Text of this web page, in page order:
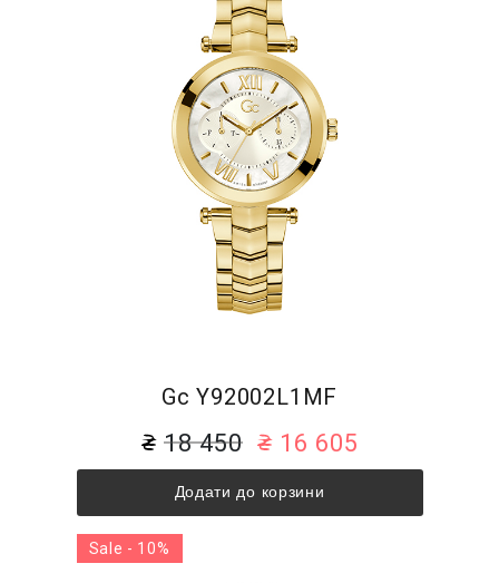
Gc Y92002L1MF
18 450 16 605
Додати до корзини
Sale - 10%